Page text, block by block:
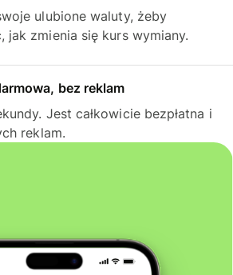
ulubione waluty, żeby
jak zmienia się kurs wymiany.
bez reklam
Jest całkowicie bezpłatna i
reklam.